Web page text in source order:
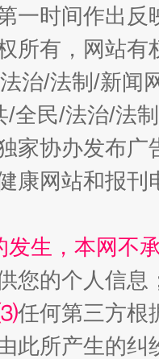
从幼
一时间作出
所有，网站
治/法制/新闻
/全民/法治/法
家协办发布
康网站和报
发生，本网不
您的个人信息
任何第三方根
此所产生的纠